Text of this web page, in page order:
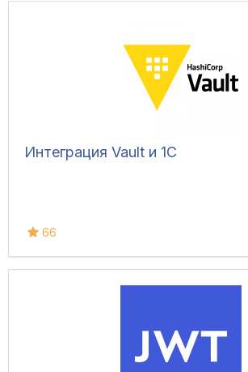
Интеграция Vault и 1С
66